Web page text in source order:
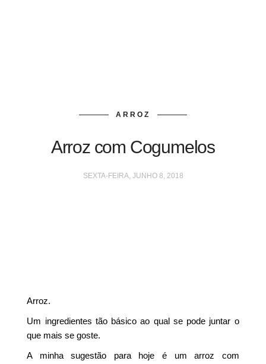
ARROZ
Arroz com Cogumelos
SEXTA-FEIRA, JUNHO 8, 2018
Arroz.
Um ingredientes tão básico ao qual se pode juntar o
que mais se goste.
A minha sugestão para hoje é um arroz com